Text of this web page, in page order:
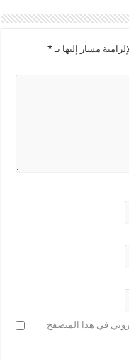
مشار إليها بـ*
في هذا المتصفح